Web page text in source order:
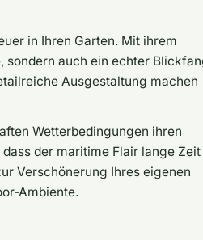
in Ihren Garten. Mit ihrem
auch ein echter
Ausgestaltung machen
Wetterbedingungen ihren
der maritime Flair lange Zeit
Verschönerung Ihres eigenen
Ambiente.